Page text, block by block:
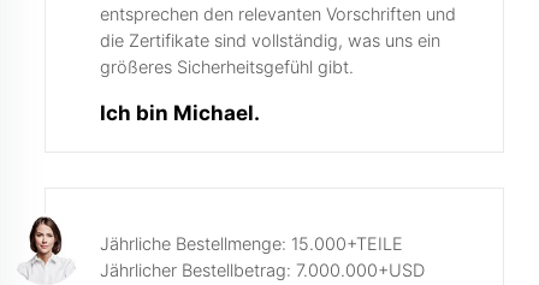
entsprechen den relevanten Vorschriften und
die Zertifikate sind vollständig, was uns ein
größeres Sicherheitsgefühl gibt.
Ich bin Michael.
Jährliche Bestellmenge: 15.000+TEILE
Jährlicher Bestellbetrag: 7.000.000+USD